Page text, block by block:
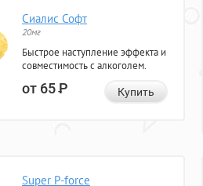
Сиалис Софт
20мг
Быстрое наступление эффекта и
совместимость с алкоголем.
от 65Р Купить
Super P-force